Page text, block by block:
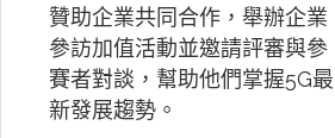
贊助企業共同合作，舉辦企業
參訪加值活動並邀請評審與參
賽者對談，幫助他們掌握5G最
新發展趨勢。